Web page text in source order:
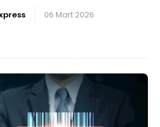
06 Mart 2026